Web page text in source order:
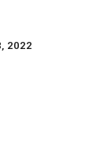
2022